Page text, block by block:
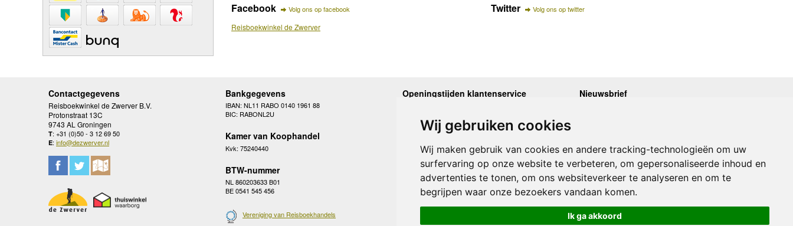
Wij gebruiken cookies
Wij maken gebruik van cookies en andere tracking-technologieën om uw
surfervaring op onze website te verbeteren, om gepersonaliseerde inhoud en
advertenties te tonen, om ons websiteverkeer te analyseren en om te
begrijpen waar onze bezoekers vandaan komen.
Ik ga akkoord
Facebook Volg ons op facebook
Reisboekwinkel de Zwerver
Twitter Volg ons op twitter
Contactgegevens
Reisboekwinkel de Zwerver B.V.
Protonstraat 13C
9743 AL Groningen
T: +31 (0)50 - 3 12 69 50
E: info@dezwerver.nl
Bankgegevens
IBAN: NL11 RABO 0140 1961 88
BIC: RABONL2U
Kamer van Koophandel
Kvk: 75240440
BTW-nummer
NL 860203633 B01
BE 0541 545 456
Vereniging van Reisboekhandels
Openingstijden klantenservice
Woensdag
10.00 - 12.30 en 13.30 - 17.00
Donderdag
Vrijdag
10.00 - 12.30 en 13.30 - 17.00
Zaterdag
gesloten
Zondag
gesloten
Nieuwsbrief
Onze laatste Nieuwsbrief
Inschrijven